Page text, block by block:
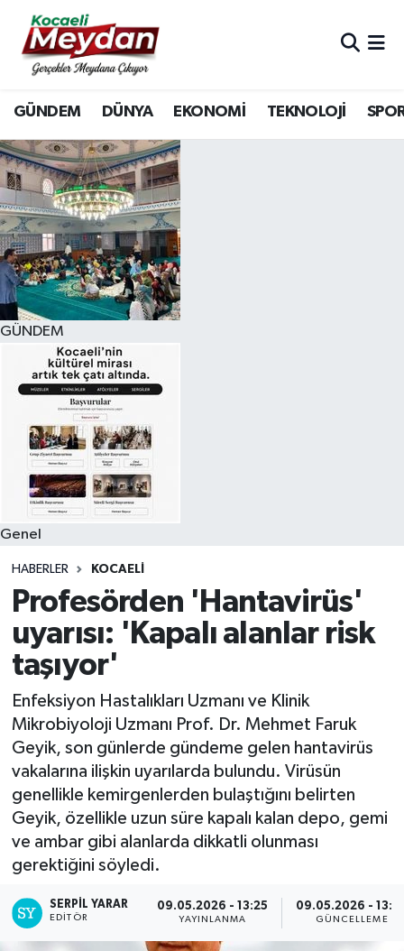
GÜNDEM DÜNYA EKONOMİ TEKNOLOJİ
GÜNDEM
Genel
HABERLER KOCAELI
Profesörden 'Hantavirüs'
uyarısı: 'Kapalı alanlar risk
taşıyor'
Enfeksiyon Hastalıkları Uzmanı ve Klinik
Mikrobiyoloji Uzmanı Prof. Dr. Mehmet Faruk
Geyik, son günlerde gündeme gelen hantavirüs
vakalarına ilişkin uyarılarda bulundu. Virüsün
genellikle kemirgenlerden bulaştığını belirten
Geyik, özellikle uzun süre kapalı kalan depo, gemi
ve ambar gibi alanlarda dikkatli olunması
gerektiğini söyledi.
SERPİL YARAR
EDITÖR
09.05.2026 - 13:25
YAYINLANMA
09.05.2026 -
GÜNCELLEME
Nöbetçi Eczaneler
Hava Durumu
Trafik Durumu
Süper Lig Puan Durumu ve Fikstür
Tüm Manşetler
Son Dakika Haberleri
Haber Arşivi